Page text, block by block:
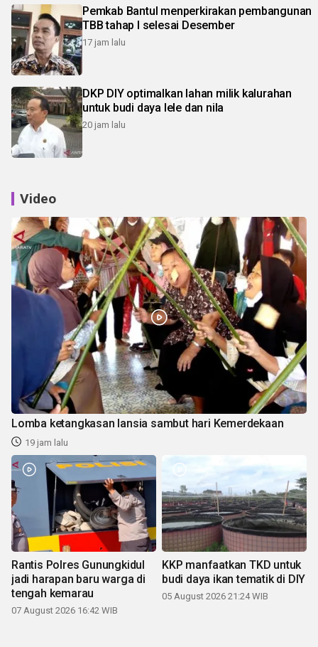
Pemkab Bantul menperkirakan pembangunan
TBB tahap I selesai Desember
17 jam lalu
DKP DIY optimalkan lahan milik kalurahan
untuk budi daya lele dan nila
20 jam lalu
Video
Lomba ketangkasan lansia sambut hari Kemerdekaan
19 jam lalu
Rantis Polres Gunungkidul
jadi harapan baru warga di
tengah kemarau
07 August 2026 16:42 WIB
KKP manfaatkan TKD untuk
budi daya ikan tematik di DIY
05 August 2026 21:24 WIB